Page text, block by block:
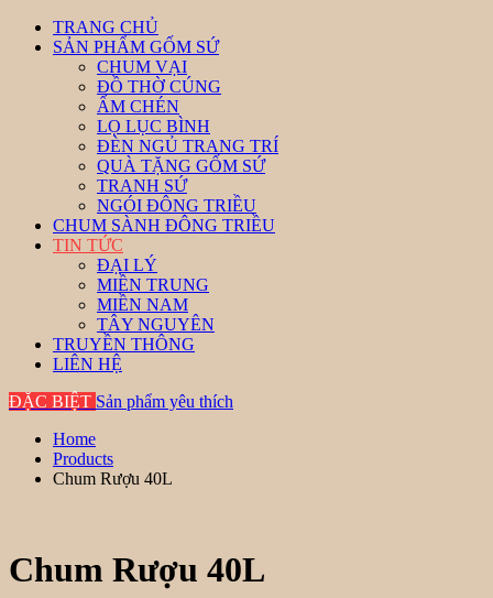
TRANG CHỦ
SẢN PHẨM GỐM SỨ
CHUM VẠI
ĐỒ THỜ CÚNG
ẤM CHÉN
LỌ LỤC BÌNH
ĐÈN NGỦ TRANG TRÍ
QUÀ TẶNG GỐM SỨ
TRANH SỨ
NGÓI ĐÔNG TRIỀU
CHUM SÀNH ĐÔNG TRIỀU
TIN TỨC
ĐẠI LÝ
MIỀN TRUNG
MIỀN NAM
TÂY NGUYÊN
TRUYỀN THÔNG
LIÊN HỆ
ĐẶC BIỆT Sản phẩm yêu thích
Home
Products
Chum Rượu 40L
Chum Rượu 40L